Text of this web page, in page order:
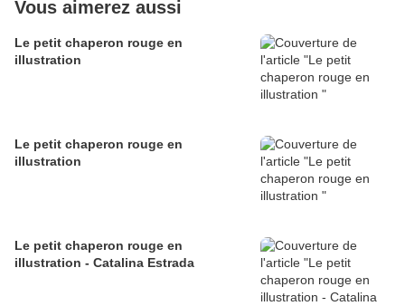
Vous aimerez aussi
Le petit chaperon rouge en
illustration
Le petit chaperon rouge en
illustration
Le petit chaperon rouge en
illustration - Catalina Estrada